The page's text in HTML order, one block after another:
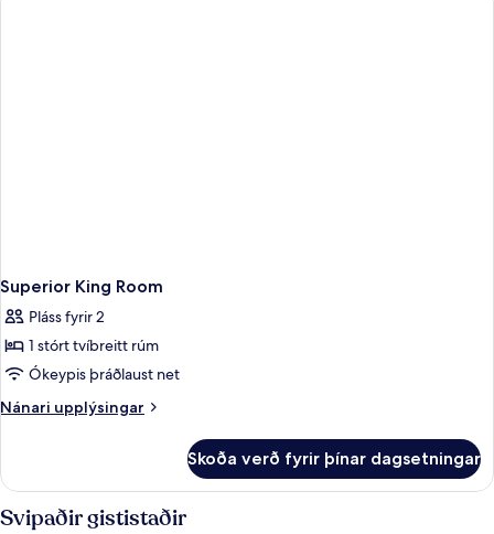
Superior King Room
Pláss fyrir 2
1 stórt tvíbreitt rúm
Ókeypis þráðlaust net
Nánari upplýsingar
Nánari
King
Room
Skoða verð fyrir þínar dagsetningar
Svipaðir gististaðir